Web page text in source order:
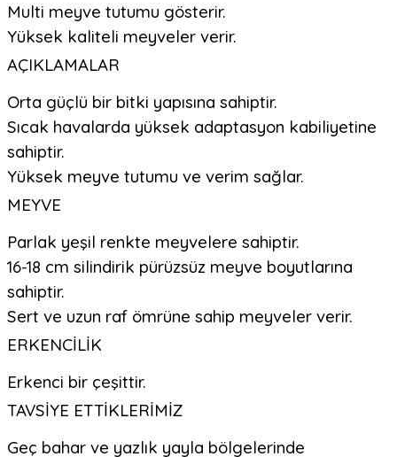
Multi meyve tutumu gösterir.
Yüksek kaliteli meyveler verir.
AÇIKLAMALAR
Orta güçlü bir bitki yapısına sahiptir.
Sıcak havalarda yüksek adaptasyon kabiliyetine
sahiptir.
Yüksek meyve tutumu ve verim sağlar.
MEYVE
Parlak yeşil renkte meyvelere sahiptir.
16-18 cm silindirik pürüzsüz meyve boyutlarına
sahiptir.
Sert ve uzun raf ömrüne sahip meyveler verir.
ERKENCİLİK
Erkenci bir çeşittir.
TAVSİYE ETTİKLERİMİZ
Geç bahar ve yazlık yayla bölgelerinde